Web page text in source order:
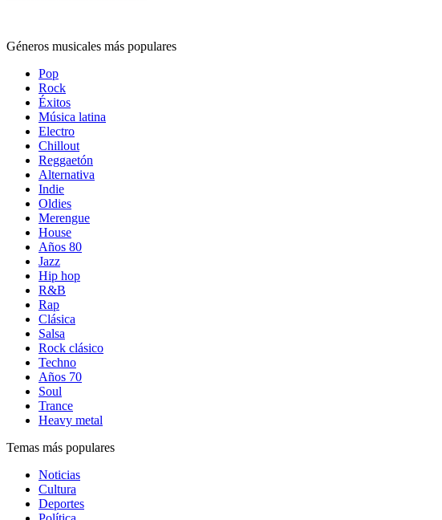
Géneros musicales más populares
Pop
Rock
Éxitos
Música latina
Electro
Chillout
Reggaetón
Alternativa
Indie
Oldies
Merengue
House
Años 80
Jazz
Hip hop
R&B
Rap
Clásica
Salsa
Rock clásico
Techno
Años 70
Soul
Trance
Heavy metal
Temas más populares
Noticias
Cultura
Deportes